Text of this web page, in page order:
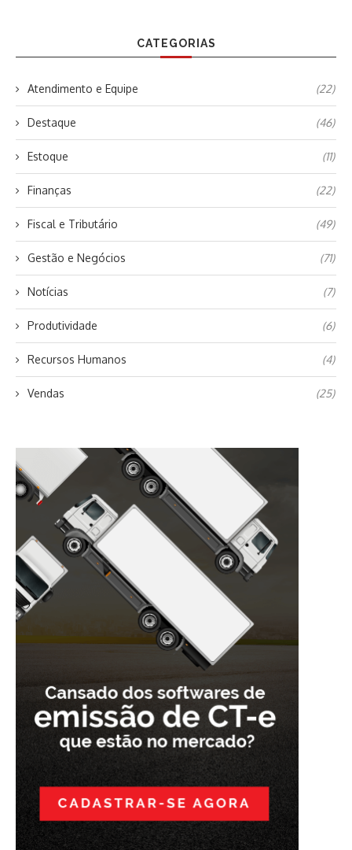
CATEGORIAS
Atendimento e Equipe (22)
Destaque (46)
Estoque (11)
Finanças (22)
Fiscal e Tributário (49)
Gestão e Negócios (71)
Notícias (7)
Produtividade (6)
Recursos Humanos (4)
Vendas (25)